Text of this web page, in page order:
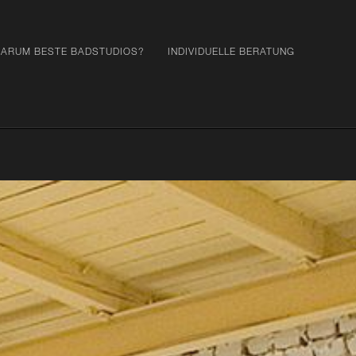
BESTE BADSTUDIOS? INDIVIDUELLE BERATUNG